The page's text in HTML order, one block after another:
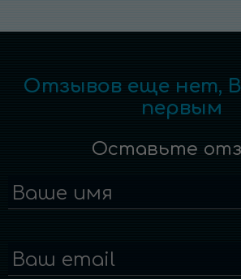
Отзывов еще нет,
первым
Оставьте
Ваше имя
Ваш email